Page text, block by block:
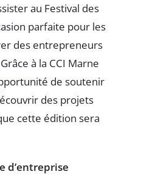
au Festival des
parfaite pour les
des entrepreneurs
à la CCI Marne
de soutenir
des projets
cette édition sera
d’entreprise